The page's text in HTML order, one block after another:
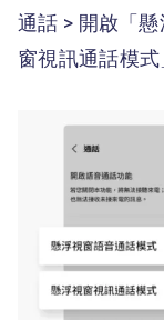
通話 > 開啟「
窗視訊通話模式